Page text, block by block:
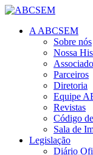
A ABCSEM
Sobre nós
Nossa
Parceiros
Diretoria
Equipe
Revistas
Código
Sala de
Legislação
Diário